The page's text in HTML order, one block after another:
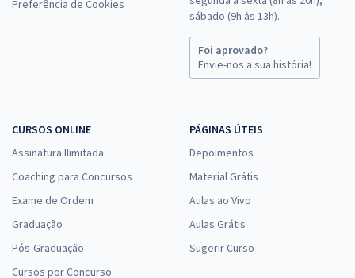
Preferência de Cookies
sábado (9h às 13h).
Foi aprovado?
Envie-nos a sua história!
CURSOS ONLINE
Assinatura Ilimitada
Coaching para Concursos
Exame de Ordem
Graduação
Pós-Graduação
Cursos por Concurso
PÁGINAS ÚTEIS
Depoimentos
Material Grátis
Aulas ao Vivo
Aulas Grátis
Sugerir Curso